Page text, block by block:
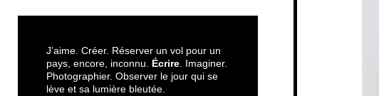
J’aime. Créer. Réserver un vol pour un
pays, encore, inconnu. Écrire . Imaginer.
Photographier. Observer le jour qui se
lève et sa lumière bleutée.